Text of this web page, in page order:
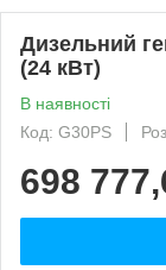
Дизельний
(24 кВт)
В наявності
Код: G30PS
698